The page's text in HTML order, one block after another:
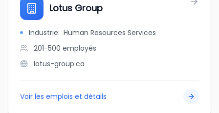
Lotus Group
Industrie: Human Resources Services
201-500 employés
lotus-group.ca
Voir les emplois et détails